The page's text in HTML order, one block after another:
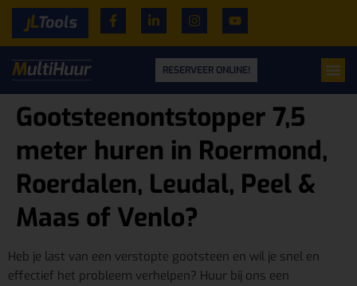
RESERVEER ONLINE!
Gootsteenontstopper 7,5
meter huren in Roermond,
Roerdalen, Leudal, Peel &
Maas of Venlo?
Heb je last van een verstopte gootsteen en wil je snel en
effectief het probleem verhelpen? Huur bij ons een